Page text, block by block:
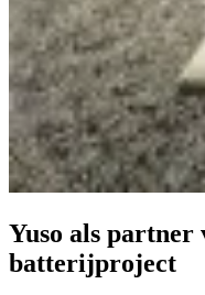
Yuso als
batterijproject